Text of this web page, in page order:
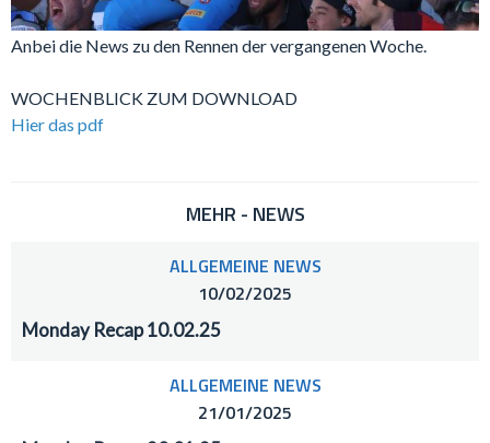
Anbei die News zu den Rennen der vergangenen Woche.
WOCHENBLICK ZUM DOWNLOAD
Hier das pdf
MEHR - NEWS
ALLGEMEINE NEWS
10/02/2025
Monday Recap 10.02.25
ALLGEMEINE NEWS
21/01/2025